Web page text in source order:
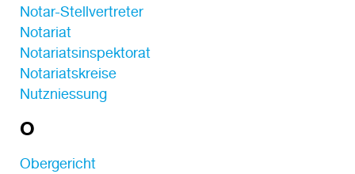
Notar-Stellvertreter
Notariat
Notariatsinspektorat
Notariatskreise
Nutzniessung
O
Obergericht